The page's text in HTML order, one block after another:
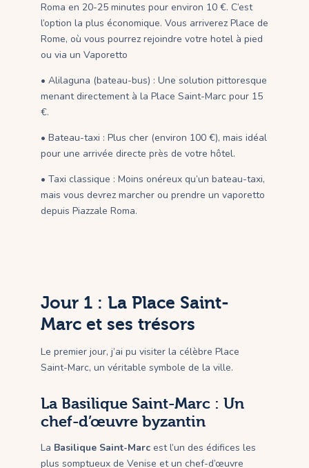
Roma en 20-25 minutes pour environ 10 €. C’est
l’option la plus économique. Vous arriverez Place de
Rome, où vous pourrez rejoindre votre hotel à pied
ou via un Vaporetto
• Alilaguna (bateau-bus) : Une solution pittoresque
menant directement à la Place Saint-Marc pour 15
€.
• Bateau-taxi : Plus cher (environ 100 €), mais idéal
pour une arrivée directe près de votre hôtel.
• Taxi classique : Moins onéreux qu’un bateau-taxi,
mais vous devrez marcher ou prendre un vaporetto
depuis Piazzale Roma.
Jour 1 : La Place Saint-
Marc et ses trésors
Le premier jour, j’ai pu visiter la célèbre Place
Saint-Marc, un véritable symbole de la ville.
La Basilique Saint-Marc : Un
chef-d’œuvre byzantin
La Basilique Saint-Marc est l’un des édifices les
plus somptueux de Venise et un chef-d’œuvre